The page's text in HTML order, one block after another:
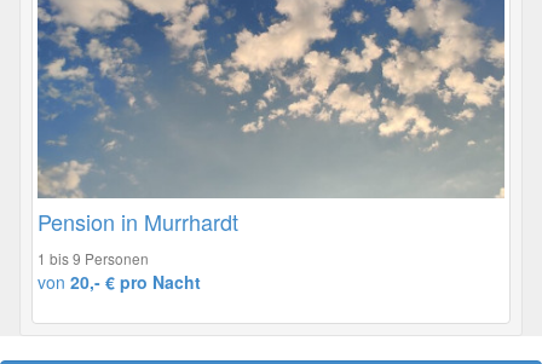
Pension in Murrhardt
1 bis 9 Personen
von 20,- € pro Nacht